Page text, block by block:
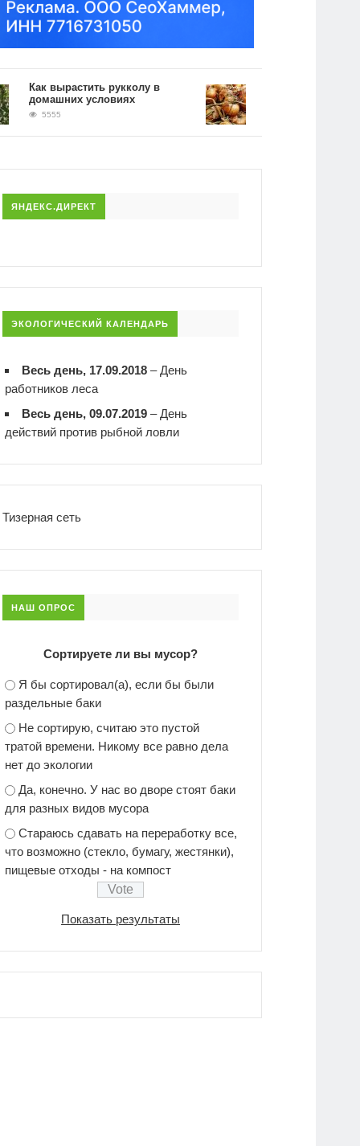
вырастить рукколу в
условиях
Применение луковой
на огороде: борьба с
вредителями
5082
ЯНДЕКС.ДИРЕКТ
ЭКОЛОГИЧЕСКИЙ КАЛЕНДАРЬ
Весь день, 17.09.2018 –День
работников леса
Весь день, 09.07.2019 –День
действий против рыбной ловли
Тизерная сеть
НАШ ОПРОС
Сортируете ли вы мусор?
Я бы сортировал(а), если бы были
раздельные баки
Не сортирую, считаю это пустой
тратой времени. Никому все равно дела
нет до экологии
Да, конечно. У нас во дворе стоят баки
для разных видов мусора
Стараюсь сдавать на переработку все,
что возможно (стекло, бумагу, жестянки),
пищевые отходы - на компост
Показать результаты